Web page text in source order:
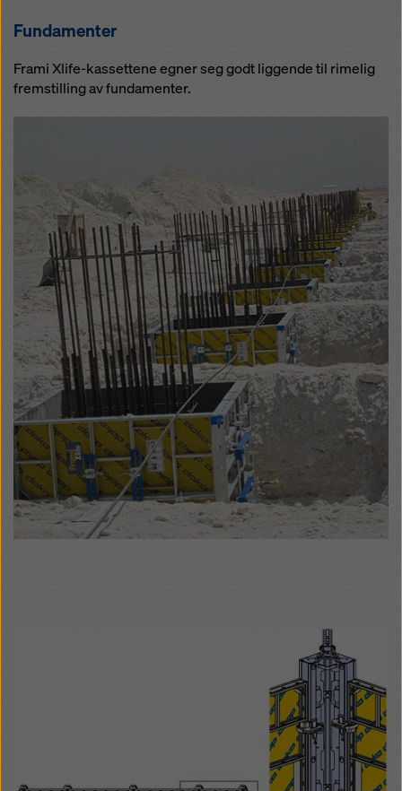
Fundamenter
Frami Xlife-kassettene egner seg godt liggende til rimelig
fremstilling av fundamenter.